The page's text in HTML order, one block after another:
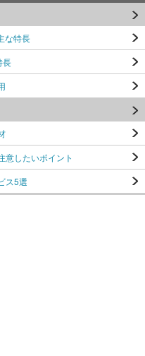
な特長
長
意したいポイント
ス5選